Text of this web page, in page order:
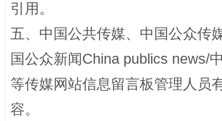
网上购药对药下症？
引用。
五、中国公共传媒、中国公众传
国公众新闻China publics news/
等传媒网站信息留言板管理人员
容。